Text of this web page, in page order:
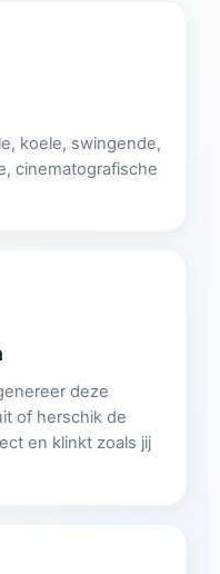
koele, swingende,
cinematografische
deze
of herschik de
en klinkt zoals jij